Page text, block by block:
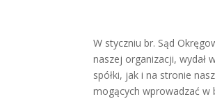
W styczniu br. Sąd
naszej organizacji, wydał
spółki, jak i na stronie
mogących wprowadzać w